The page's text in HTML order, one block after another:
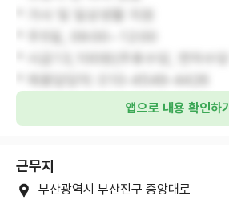
앱으로 내용 확인하기
근무지
부산광역시 부산진구 중앙대로